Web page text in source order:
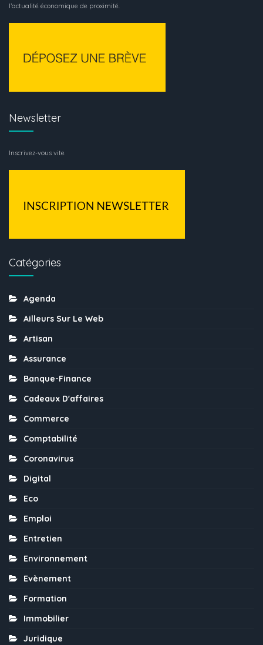
l’actualité économique de proximité.
Newsletter
Inscrivez-vous vite
Catégories
Agenda
Ailleurs Sur Le Web
Artisan
Assurance
Banque-Finance
Cadeaux D'affaires
Commerce
Comptabilité
Coronavirus
Digital
Eco
Emploi
Entretien
Environnement
Evènement
Formation
Immobilier
Juridique